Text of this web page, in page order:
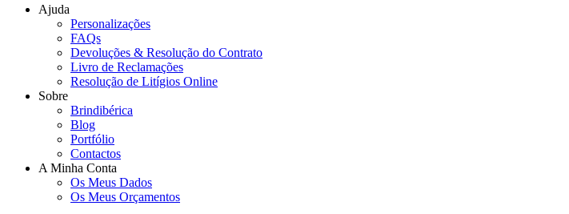
Ajuda
Personalizações
FAQs
Devoluções & Resolução do Contrato
Livro de Reclamações
Resolução de Litígios Online
Sobre
Brindibérica
Blog
Portfólio
Contactos
A Minha Conta
Os Meus Dados
Os Meus Orçamentos